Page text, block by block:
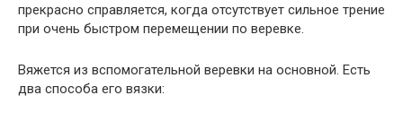
прекрасно справляется, когда отсутствует сильное трение
при очень быстром перемещении по веревке.
Вяжется из вспомогательной веревки на основной. Есть
два способа его вязки: